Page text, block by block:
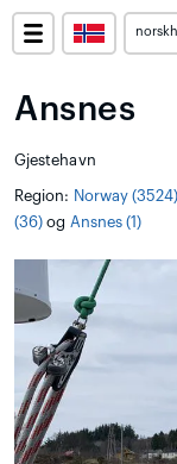
Ansnes
Gjestehavn
Region: Norway (3524)
(36) og Ansnes (1)